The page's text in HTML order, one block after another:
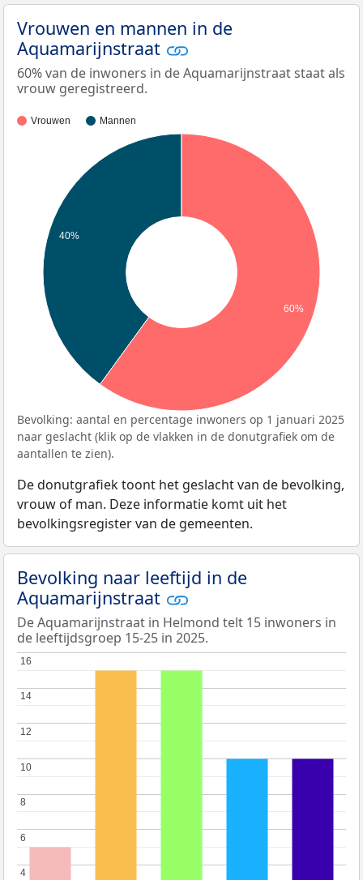
Vrouwen en mannen in de
Aquamarijnstraat
60% van de inwoners in de Aquamarijnstraat staat als
vrouw geregistreerd.
Vrouwen Mannen
40%
60%
Bevolking: aantal en percentage inwoners op 1 januari 2025
naar geslacht (klik op de vlakken in de donutgrafiek om de
aantallen te zien).
De donutgrafiek toont het geslacht van de bevolking,
vrouw of man. Deze informatie komt uit het
bevolkingsregister van de gemeenten.
Bevolking naar leeftijd in de
Aquamarijnstraat
De Aquamarijnstraat in Helmond telt 15 inwoners in
de leeftijdsgroep 15-25 in 2025.
4
4
6
6
8
8
10
10
12
12
14
14
16
16